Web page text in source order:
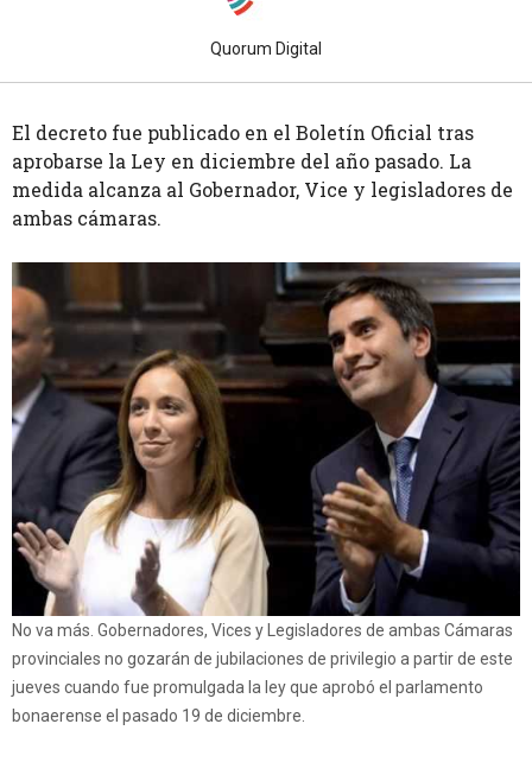
Quorum Digital
El decreto fue publicado en el Boletín Oficial tras
aprobarse la Ley en diciembre del año pasado. La
medida alcanza al Gobernador, Vice y legisladores de
ambas cámaras.
No va más. Gobernadores, Vices y Legisladores de ambas Cámaras
provinciales no gozarán de jubilaciones de privilegio a partir de este
jueves cuando fue promulgada la ley que aprobó el parlamento
bonaerense el pasado 19 de diciembre.